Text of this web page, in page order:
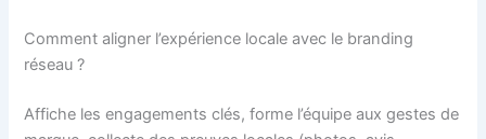
Comment aligner l’expérience locale avec le branding
réseau ?
Affiche les engagements clés, forme l’équipe aux gestes de